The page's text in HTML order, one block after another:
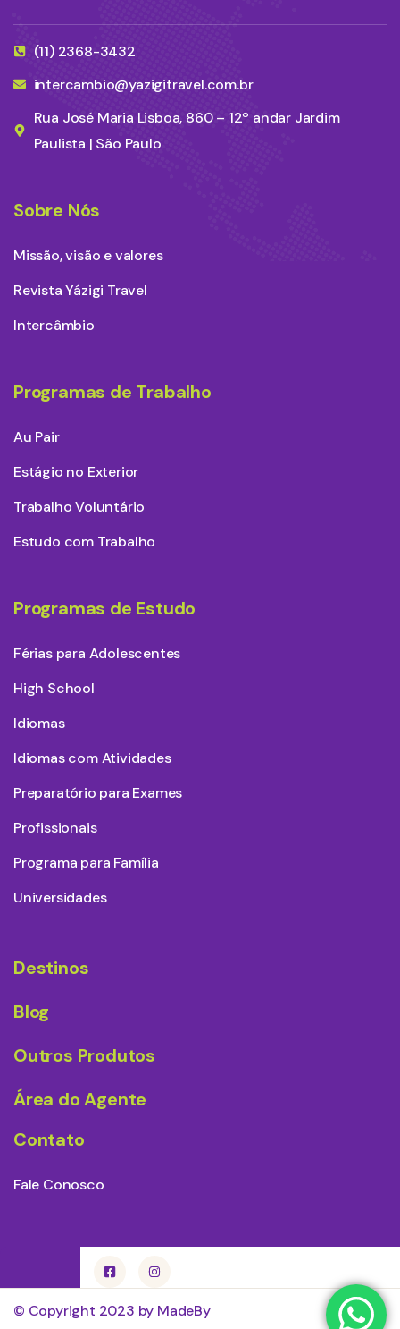
(11) 2368-3432
intercambio@yazigitravel.com.br
Rua José Maria Lisboa, 860 – 12º andar Jardim
Paulista | São Paulo
Sobre Nós
Missão, visão e valores
Revista Yázigi Travel
Intercâmbio
Programas de Trabalho
Au Pair
Estágio no Exterior
Trabalho Voluntário
Estudo com Trabalho
Programas de Estudo
Férias para Adolescentes
High School
Idiomas
Idiomas com Atividades
Preparatório para Exames
Profissionais
Programa para Família
Universidades
Destinos
Blog
Outros Produtos
Área do Agente
Contato
Fale Conosco
© Copyright 2023 by MadeBy